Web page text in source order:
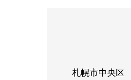
札幌市中央区